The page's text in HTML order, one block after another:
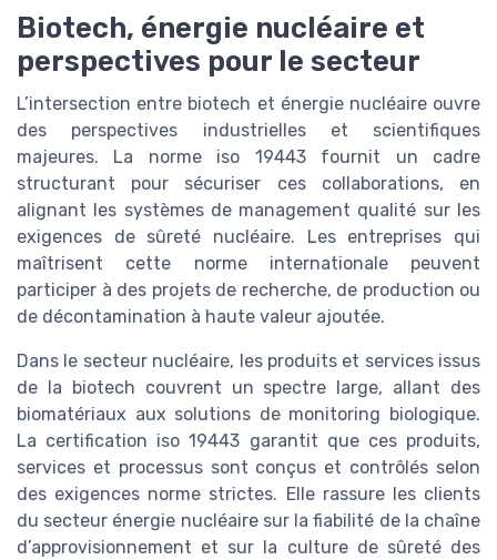
Biotech, énergie nucléaire et
perspectives pour le secteur
L’intersection entre biotech et énergie nucléaire ouvre
des perspectives industrielles et scientifiques
majeures. La norme iso 19443 fournit un cadre
structurant pour sécuriser ces collaborations, en
alignant les systèmes de management qualité sur les
exigences de sûreté nucléaire. Les entreprises qui
maîtrisent cette norme internationale peuvent
participer à des projets de recherche, de production ou
de décontamination à haute valeur ajoutée.
Dans le secteur nucléaire, les produits et services issus
de la biotech couvrent un spectre large, allant des
biomatériaux aux solutions de monitoring biologique.
La certification iso 19443 garantit que ces produits,
services et processus sont conçus et contrôlés selon
des exigences norme strictes. Elle rassure les clients
du secteur énergie nucléaire sur la fiabilité de la chaîne
d’approvisionnement et sur la culture de sûreté des